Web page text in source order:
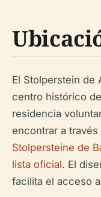
El Stolperstein de
centro histórico
residencia
encontrar a través
Stolpersteine de
lista oficial. El
facilita el acceso